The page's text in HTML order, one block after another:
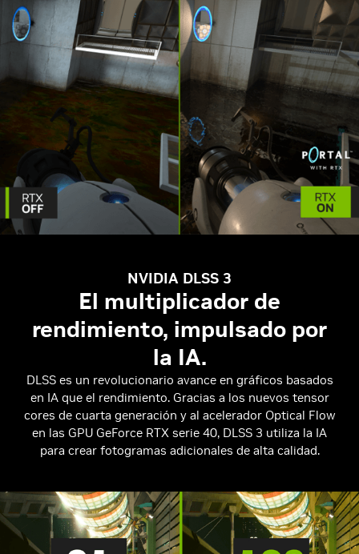
NVIDIA DLSS 3
El multiplicador de
rendimiento, impulsado por
la IA.
DLSS es un revolucionario avance en gráficos basados
en IA que el rendimiento. Gracias a los nuevos tensor
cores de cuarta generación y al acelerador Optical Flow
en las GPU GeForce RTX serie 40, DLSS 3 utiliza la IA
para crear fotogramas adicionales de alta calidad.